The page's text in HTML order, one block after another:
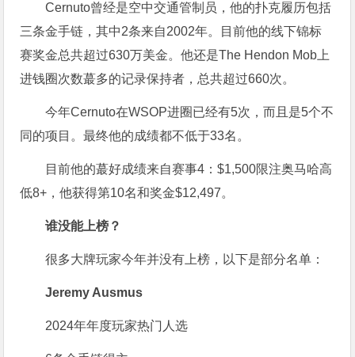
Cernuto曾经是空中交通管制员，他的扑克履历包括
三条金手链，其中2条来自2002年。目前他的线下锦标
赛奖金总共超过630万美金。他还是The Hendon Mob上
进钱圈次数蕞多的记录保持者，总共超过660次。
今年Cernuto在WSOP进圈已经有5次，而且是5个不
同的项目。最终他的成绩都不低于33名。
目前他的蕞好成绩来自赛事4：$1,500限注奥马哈高
低8+，他获得第10名和奖金$12,497。
谁没能上榜？
很多大牌玩家今年并没有上榜，以下是部分名单：
Jeremy Ausmus
2024年年度玩家热门人选